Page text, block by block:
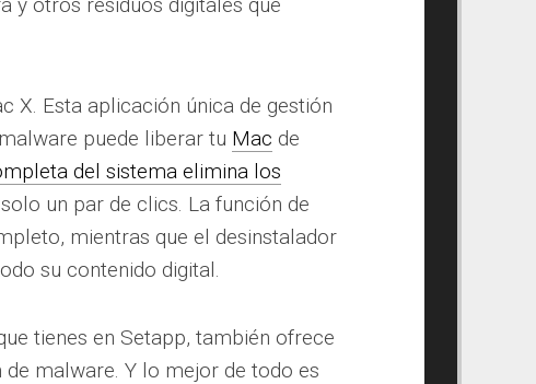
X. Esta aplicación única de gestión
puede liberar tu Mac de
del sistema elimina los
un par de clics. La función de
mientras que el desinstalador
su contenido digital.
tienes en Setapp, también ofrece
malware. Y lo mejor de todo es